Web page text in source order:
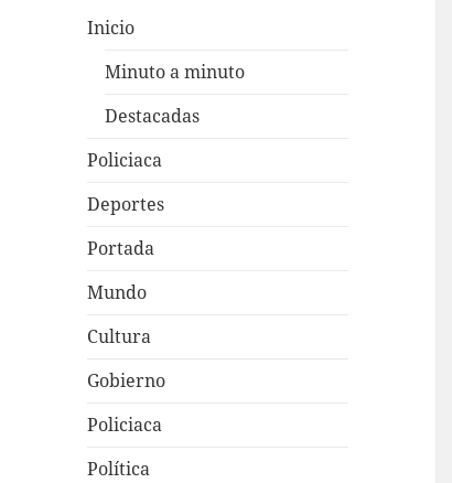
Inicio
Minuto a minuto
Destacadas
Policiaca
Deportes
Portada
Mundo
Cultura
Gobierno
Policiaca
Política